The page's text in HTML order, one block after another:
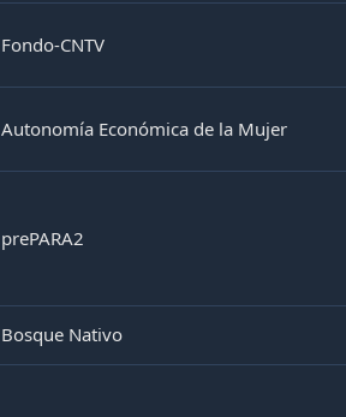
Fondo-CNTV
Autonomía Económica de la Mujer
prePARA2
Bosque Nativo